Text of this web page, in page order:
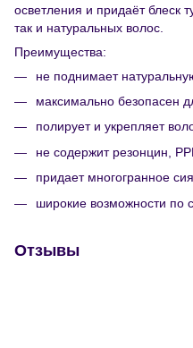
осветления и придаёт блеск
так и натуральных волос.
Преимущества:
не поднимает
максимально безопасен
полирует и укрепляет
не содержит резонцин,
придает многогранное
широкие возможности по
Отзывы